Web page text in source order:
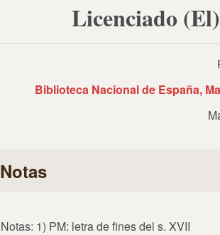
Licenciado
Biblioteca Nacional de España,
Notas
Notas: 1) PM: letra de fines del s. XVII